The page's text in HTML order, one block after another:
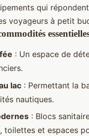
qui
voyageurs à petit
: Un espace de
lac : Permettant la
nautiques.
: Blocs
toilettes et espaces